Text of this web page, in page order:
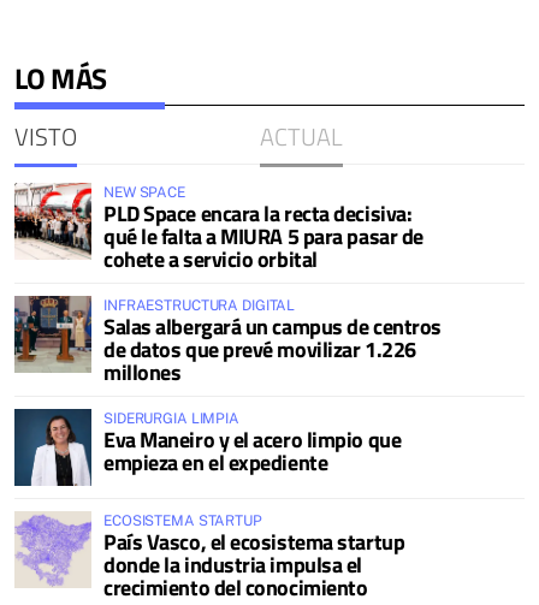
LO MÁS
VISTO ACTUAL
NEW SPACE
PLD Space encara la recta decisiva:
qué le falta a MIURA 5 para pasar de
cohete a servicio orbital
INFRAESTRUCTURA DIGITAL
Salas albergará un campus de centros
de datos que prevé movilizar 1.226
millones
SIDERURGIA LIMPIA
Eva Maneiro y el acero limpio que
empieza en el expediente
ECOSISTEMA STARTUP
País Vasco, el ecosistema startup
donde la industria impulsa el
crecimiento del conocimiento